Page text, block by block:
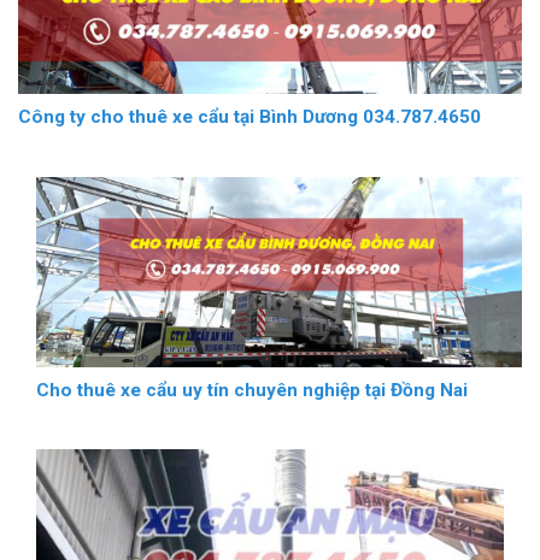
Công ty cho thuê xe cẩu tại Bình Dương 034.787.4650
Cho thuê xe cẩu uy tín chuyên nghiệp tại Đồng Nai